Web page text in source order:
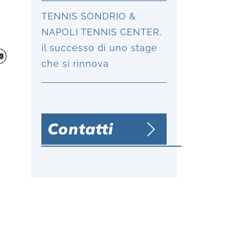
TENNIS SONDRIO &
NAPOLI TENNIS CENTER,
il successo di uno stage
che si rinnova
Contatti